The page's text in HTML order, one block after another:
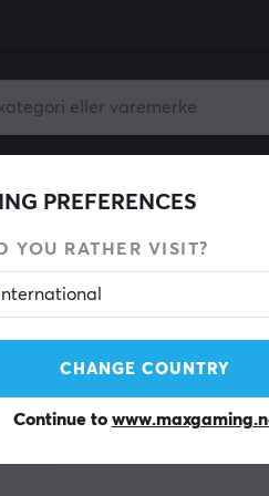
Mobiltilbehør
PREFERENCES
YOU RATHER VISIT?
International
CHANGE COUNTRY
Continue to